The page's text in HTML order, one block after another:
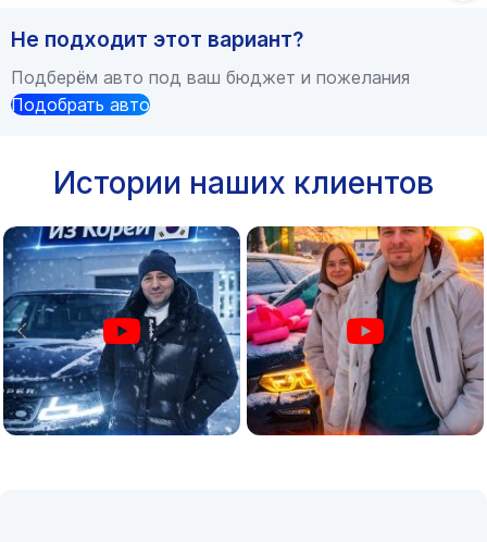
Не подходит этот вариант?
Подберём авто под ваш бюджет и пожелания
Подобрать авто
Истории наших клиентов